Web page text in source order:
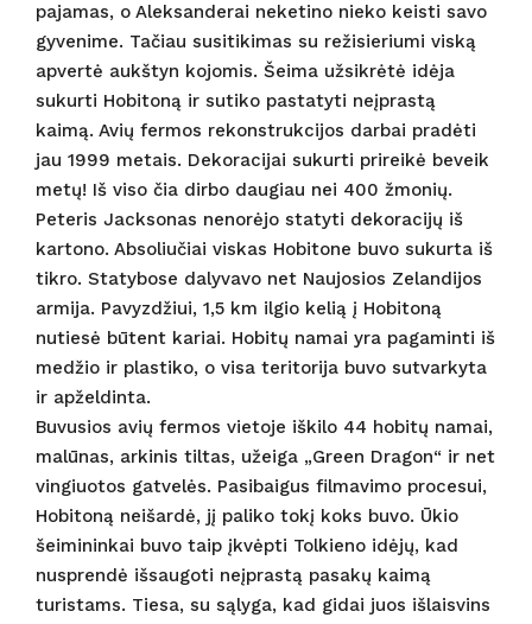
pajamas, o Aleksanderai neketino nieko keisti savo
gyvenime. Tačiau susitikimas su režisieriumi viską
apvertė aukštyn kojomis. Šeima užsikrėtė idėja
sukurti Hobitoną ir sutiko pastatyti neįprastą
kaimą. Avių fermos rekonstrukcijos darbai pradėti
jau 1999 metais. Dekoracijai sukurti prireikė beveik
metų! Iš viso čia dirbo daugiau nei 400 žmonių.
Peteris Jacksonas nenorėjo statyti dekoracijų iš
kartono. Absoliučiai viskas Hobitone buvo sukurta iš
tikro. Statybose dalyvavo net Naujosios Zelandijos
armija. Pavyzdžiui, 1,5 km ilgio kelią į Hobitoną
nutiesė būtent kariai. Hobitų namai yra pagaminti iš
medžio ir plastiko, o visa teritorija buvo sutvarkyta
ir apželdinta.
Buvusios avių fermos vietoje iškilo 44 hobitų namai,
malūnas, arkinis tiltas, užeiga „Green Dragon“ ir net
vingiuotos gatvelės. Pasibaigus filmavimo procesui,
Hobitoną neišardė, jį paliko tokį koks buvo. Ūkio
šeimininkai buvo taip įkvėpti Tolkieno idėjų, kad
nusprendė išsaugoti neįprastą pasakų kaimą
turistams. Tiesa, su sąlyga, kad gidai juos išlaisvins